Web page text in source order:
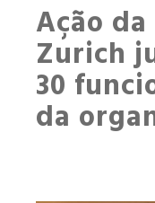
Ação
Zurich
30
da